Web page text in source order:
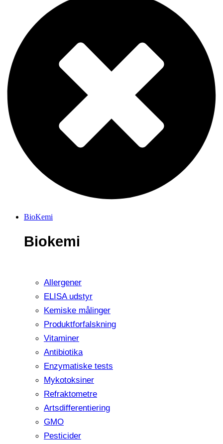
BioKemi
Biokemi
Allergener
ELISA udstyr
Kemiske målinger
Produktforfalskning
Vitaminer
Antibiotika
Enzymatiske tests
Mykotoksiner
Refraktometre
Artsdifferentiering
GMO
Pesticider